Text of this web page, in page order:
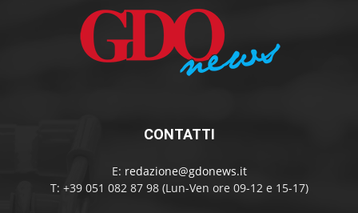
CONTATTI
E: redazione@gdonews.it
T: +39 051 082 87 98 (Lun-Ven ore 09-12 e 15-17)